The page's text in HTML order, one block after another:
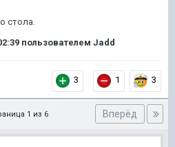
стола.
пользователем Jadd
3 1 3
Вперёд
1 из 6